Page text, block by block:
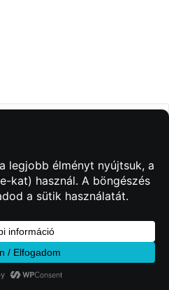
Minden jog fenntartva